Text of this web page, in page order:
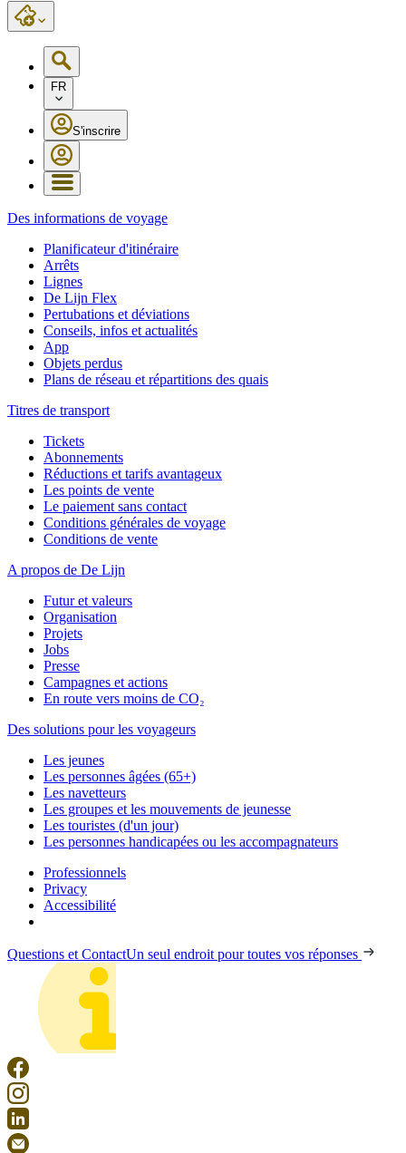
FR
S'inscrire
Des informations de voyage
Planificateur d'itinéraire
Arrêts
Lignes
De Lijn Flex
Pertubations et déviations
Conseils, infos et actualités
App
Objets perdus
Plans de réseau et répartitions des quais
Titres de transport
Tickets
Abonnements
Réductions et tarifs avantageux
Les points de vente
Le paiement sans contact
Conditions générales de voyage
Conditions de vente
A propos de De Lijn
Futur et valeurs
Organisation
Projets
Jobs
Presse
Campagnes et actions
En route vers moins de CO₂
Des solutions pour les voyageurs
Les jeunes
Les personnes âgées (65+)
Les navetteurs
Les groupes et les mouvements de jeunesse
Les touristes (d'un jour)
Les personnes handicapées ou les accompagnateurs
Professionnels
Privacy
Accessibilité
Questions et ContactUn seul endroit pour toutes vos réponses